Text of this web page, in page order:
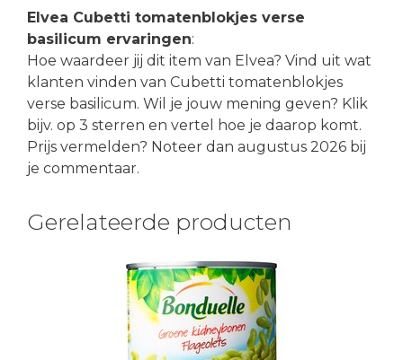
Elvea Cubetti tomatenblokjes verse
basilicum ervaringen:
Hoe waardeer jij dit item van Elvea? Vind uit wat
klanten vinden van Cubetti tomatenblokjes
verse basilicum. Wil je jouw mening geven? Klik
bijv. op 3 sterren en vertel hoe je daarop komt.
Prijs vermelden? Noteer dan augustus 2026 bij
je commentaar.
Gerelateerde producten